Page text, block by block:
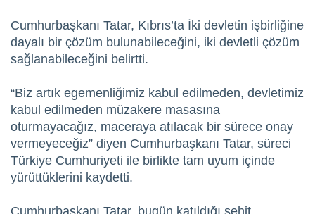
Cumhurbaşkanı Tatar, Kıbrıs’ta İki devletin işbirliğine
dayalı bir çözüm bulunabileceğini, iki devletli çözüm
sağlanabileceğini belirtti.
“Biz artık egemenliğimiz kabul edilmeden, devletimiz
kabul edilmeden müzakere masasına
oturmayacağız, maceraya atılacak bir sürece onay
vermeyeceğiz” diyen Cumhurbaşkanı Tatar, süreci
Türkiye Cumhuriyeti ile birlikte tam uyum içinde
yürüttüklerini kaydetti.